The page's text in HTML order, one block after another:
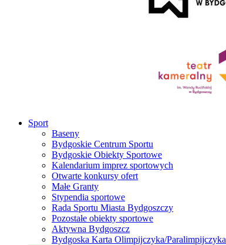
Sport
Baseny
Bydgoskie Centrum Sportu
Bydgoskie Obiekty Sportowe
Kalendarium imprez sportowych
Otwarte konkursy ofert
Małe Granty
Stypendia sportowe
Rada Sportu Miasta Bydgoszczy
Pozostałe obiekty sportowe
Aktywna Bydgoszcz
Bydgoska Karta Olimpijczyka/Paralimpijczyka